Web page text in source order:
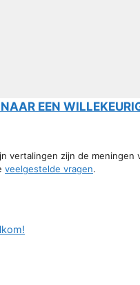
EEN
vertalingen zijn de meningen
veelgestelde vragen.